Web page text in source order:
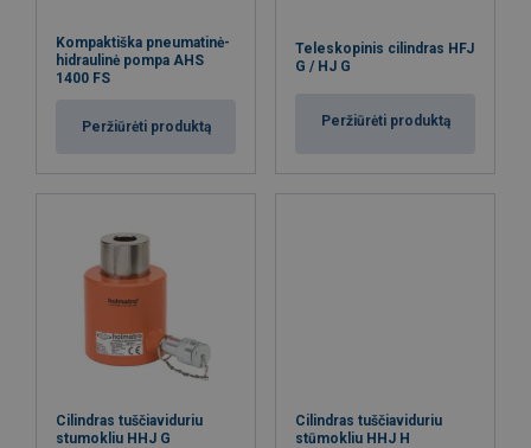
Kompaktiška pneumatinė-
hidraulinė pompa AHS
1400 FS
Peržiūrėti produktą
Teleskopinis cilindras HFJ
G / HJ G
Peržiūrėti produktą
Cilindras tuščiaviduriu
stumokliu HHJ G
Cilindras tuščiaviduriu
stūmokliu HHJ H